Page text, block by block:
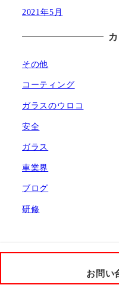
2021年5月
その他
コーティング
ガラスのウロコ
安全
ガラス
車業界
ブログ
研修
お問い